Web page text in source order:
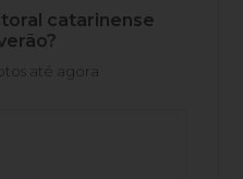
catarinense
até agora